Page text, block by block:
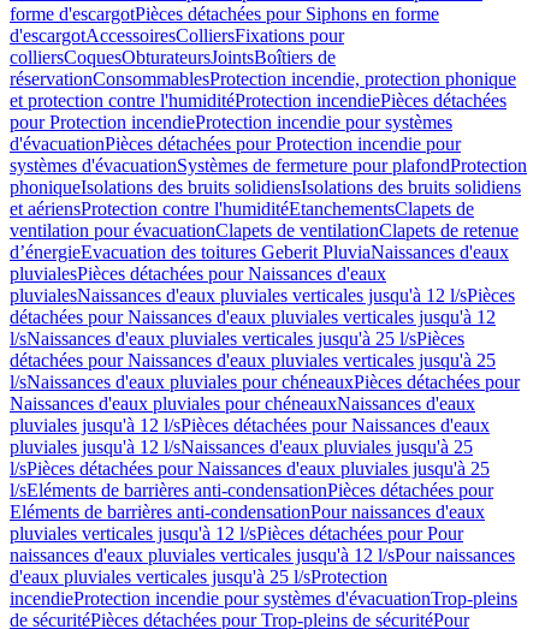
forme d'escargotPièces détachées pour Siphons en forme
d'escargotAccessoiresColliersFixations pour
colliersCoquesObturateursJointsBoîtiers de
réservationConsommablesProtection incendie, protection phonique
et protection contre l'humiditéProtection incendiePièces détachées
pour Protection incendieProtection incendie pour systèmes
d'évacuationPièces détachées pour Protection incendie pour
systèmes d'évacuationSystèmes de fermeture pour plafondProtection
phoniqueIsolations des bruits solidiensIsolations des bruits solidiens
et aériensProtection contre l'humiditéEtanchementsClapets de
ventilation pour évacuationClapets de ventilationClapets de retenue
d’énergieEvacuation des toitures Geberit PluviaNaissances d'eaux
pluvialesPièces détachées pour Naissances d'eaux
pluvialesNaissances d'eaux pluviales verticales jusqu'à 12 l/sPièces
détachées pour Naissances d'eaux pluviales verticales jusqu'à 12
l/sNaissances d'eaux pluviales verticales jusqu'à 25 l/sPièces
détachées pour Naissances d'eaux pluviales verticales jusqu'à 25
l/sNaissances d'eaux pluviales pour chéneauxPièces détachées pour
Naissances d'eaux pluviales pour chéneauxNaissances d'eaux
pluviales jusqu'à 12 l/sPièces détachées pour Naissances d'eaux
pluviales jusqu'à 12 l/sNaissances d'eaux pluviales jusqu'à 25
l/sPièces détachées pour Naissances d'eaux pluviales jusqu'à 25
l/sEléments de barrières anti-condensationPièces détachées pour
Eléments de barrières anti-condensationPour naissances d'eaux
pluviales verticales jusqu'à 12 l/sPièces détachées pour Pour
naissances d'eaux pluviales verticales jusqu'à 12 l/sPour naissances
d'eaux pluviales verticales jusqu'à 25 l/sProtection
incendieProtection incendie pour systèmes d'évacuationTrop-pleins
de sécuritéPièces détachées pour Trop-pleins de sécuritéPour